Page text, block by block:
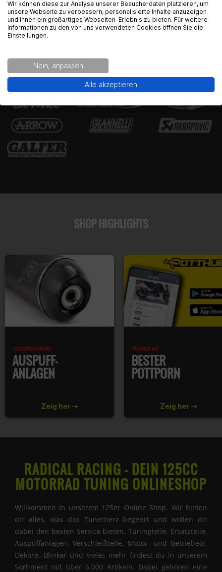
SHOP HIGHLIGHTS
LEISTUNGS-TUNING
AUSPUFF-
ANLAGEN
Zeig her ⇢
POTTHUB APP
BESTER
POTTPORN
Zeig her ⇢
RADICAL RACING - DEIN 125CC
MOTORRAD TUNING ONLINESHOP
Willkommen in unserem 125er Online Shop. Wir bieten
dir alles, was das Tunerherz begehrt und wollen dir
dabei den besten Service bieten. Tuningteile, Ersatzteile,
Auspuffanlagen, Verschleißteile, Motor- und Getriebeöl,
Dekore, Blinker und vieles mehr findest du in unserem
Sortiment mit über 6.000 Artikeln. Dabei gehören eine
English Language recognized
Hey! Our Shop recognized that you are from USA.
Would you like to see the english Version of Radical
No thanks.
Wir können diese zur Analyse unserer Besucherdaten platzieren, um
unsere Webseite zu verbessern, personalisierte Inhalte anzuzeigen
und Ihnen ein großartiges Webseiten-Erlebnis zu bieten. Für weitere
Informationen zu den von uns verwendeten Cookies öffnen Sie die
Einstellungen.
Nein, anpassen
Alle akzeptieren